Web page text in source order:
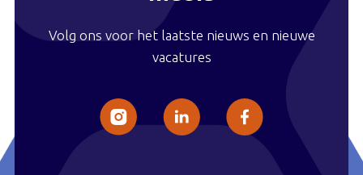
Volg ons voor het laatste nieuws en nieuwe
vacatures